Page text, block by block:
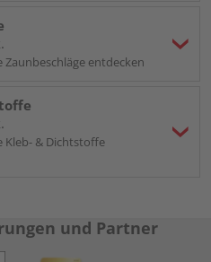
Zaunbeschläge entdecken
Kleb- & Dichtstoffe
und Partner